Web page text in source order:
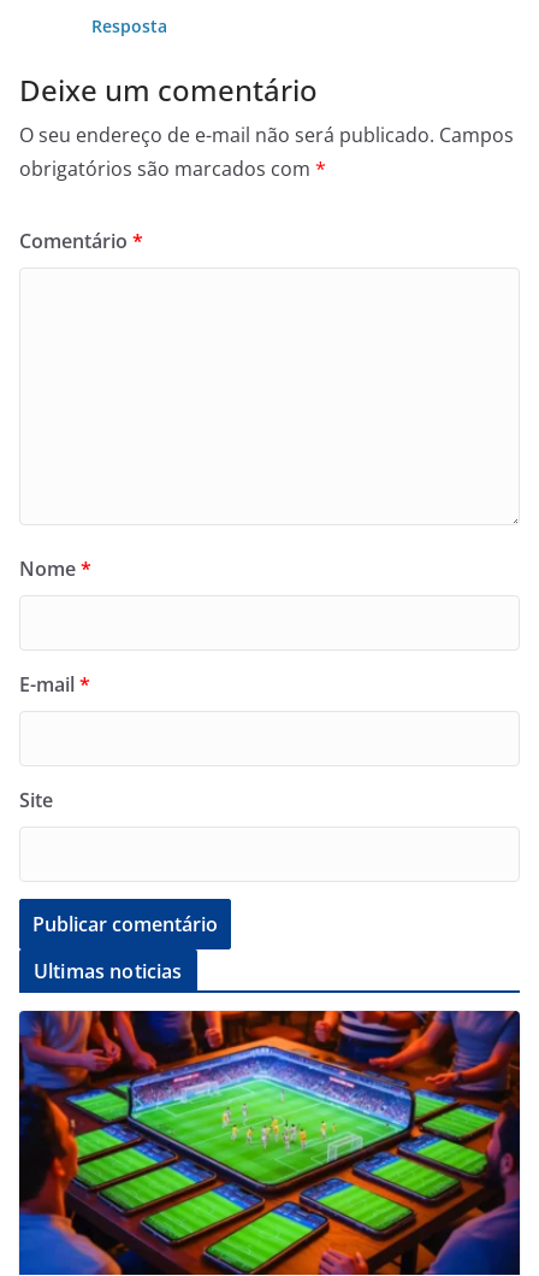
Resposta
Deixe um comentário
O seu endereço de e-mail não será publicado. Campos
obrigatórios são marcados com *
Comentário *
Nome*
E-mail*
Site
Ultimas noticias